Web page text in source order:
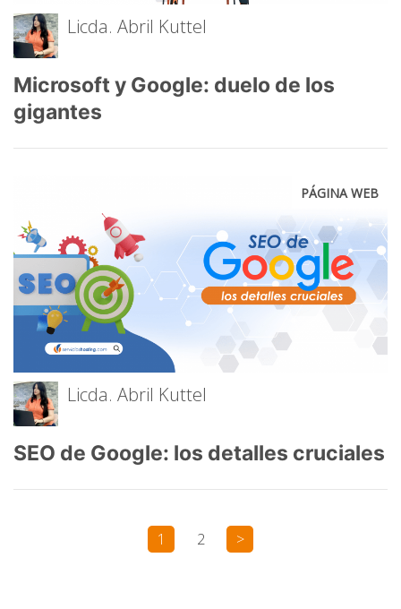
Licda. Abril Kuttel
Microsoft y Google: duelo de los
gigantes
PÁGINA WEB
Licda. Abril Kuttel
SEO de Google: los detalles cruciales
1 2 >